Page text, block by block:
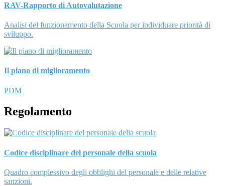
RAV-Rapporto di Autovalutazione
Analisi del funzionamento della Scuola per individuare priorità di
sviluppo.
Il piano di miglioramento
PDM
Regolamento
Codice disciplinare del personale della scuola
Quadro complessivo degli obblighi del personale e delle relative
sanzioni.